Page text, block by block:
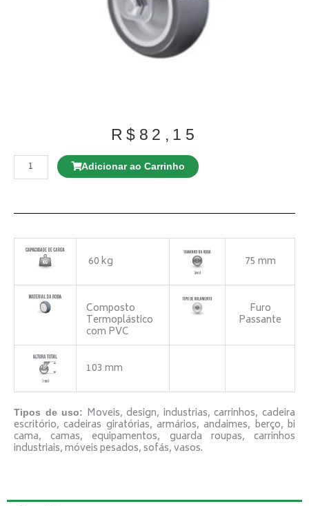
R$ 82,15
Rodízio
Adicionar ao Carrinho
60 kg 75 mm
Composto
Termoplástico
com PVC
Furo
Passante
103 mm
Tipos de uso: Moveis, design, industrias, carrinhos, cadeira
escritório, cadeiras giratórias, armários, andaimes, berço, bi
cama, camas, equipamentos, guarda roupas, carrinhos
industriais, móveis pesados, sofás, vasos.